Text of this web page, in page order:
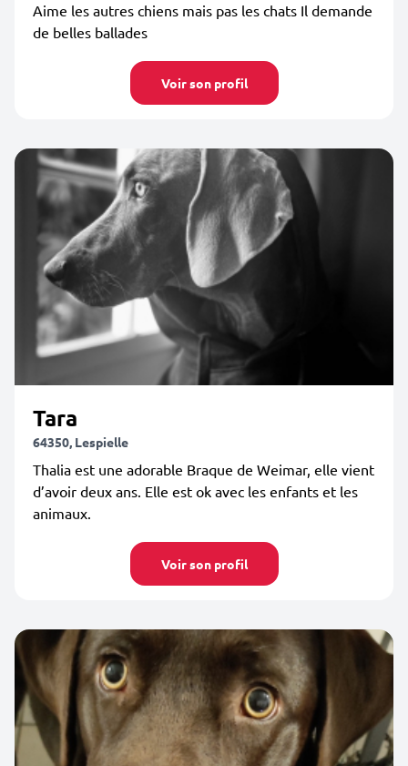
Aime les autres chiens mais pas les chats Il demande
de belles ballades
Voir son profil
Tara
64350, Lespielle
Thalia est une adorable Braque de Weimar, elle vient
d’avoir deux ans. Elle est ok avec les enfants et les
animaux.
Voir son profil